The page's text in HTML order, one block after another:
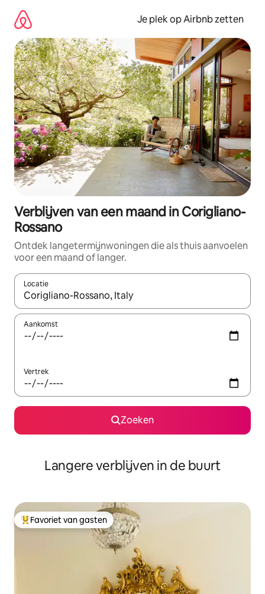
direct
naar
inhoud
Je plek op Airbnb zetten
Verblijven van een maand in Corigliano-
Rossano
Ontdek langetermijnwoningen die als thuis aanvoelen
voor een maand of langer.
Locatie
Wanneer er resultaten beschikbaar zijn, maak je een keuze
Aankomst
Vertrek
Zoeken
Langere verblijven in de buurt
Topfavoriet van gasten
Favoriet van gasten